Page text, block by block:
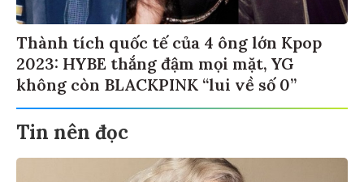
Thành tích quốc tế của 4 ông lớn Kpop
2023: HYBE thắng đậm mọi mặt, YG
không còn BLACKPINK “lui về số 0”
Tin nên đọc